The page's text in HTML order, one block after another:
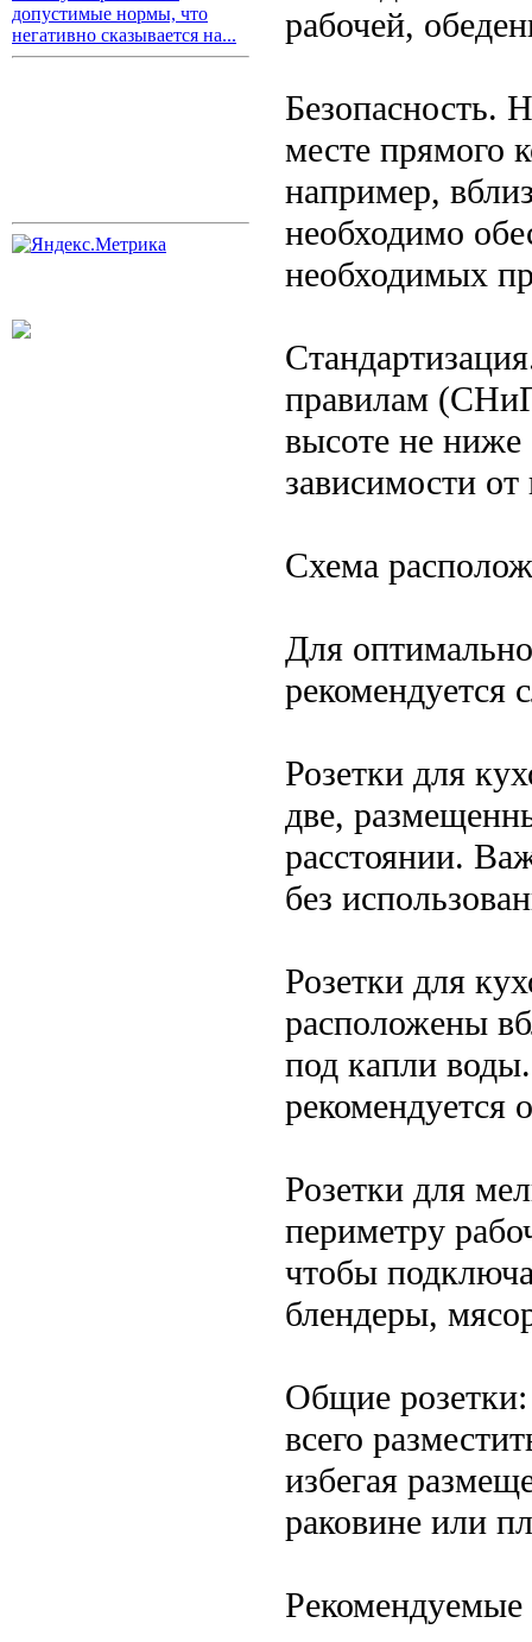
допустимые нормы, что
негативно сказывается на...
рабочей,
Безопасность.
месте прямого
например,
необходимо
необходимых
правилам
высоте не
зависимости от
Схема
Для
рекомендуется
Розетки для
две,
расстоянии.
без
Розетки для
расположены
под капли
рекомендуется
Розетки для
периметру
чтобы
блендеры,
Общие
всего
избегая
раковине или